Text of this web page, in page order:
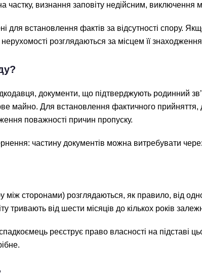
частку, визнання заповіту недійсним, виключення
встановлення фактів за відсутності спору.
розглядаються за місцем її
документи, що підтверджують родинний
майно. Для встановлення фактичного прийняття,
поважності причин пропуску.
частину документів можна витребувати
сторонами) розглядаються, як правило, від
від шести місяців до кількох років
реєструє право власності на підставі